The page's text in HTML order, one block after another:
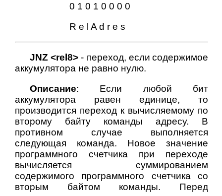
0 1 0 1 0 0 0 0
R e l A d r e s
JNZ <rel8> - переход, если содержимое
аккумулятора не равно нулю.
Описание: Если любой бит
аккумулятора равен единице, то
производится переход к вычисляемому по
второму байту команды адресу. В
противном случае выполняется
следующая команда. Новое значение
программного счетчика при переходе
вычисляется суммированием
содержимого программного счетчика со
вторым байтом команды. Перед